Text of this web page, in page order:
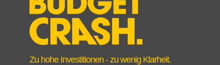
Zu hohe Investitionen - zu wenig Klarheit.